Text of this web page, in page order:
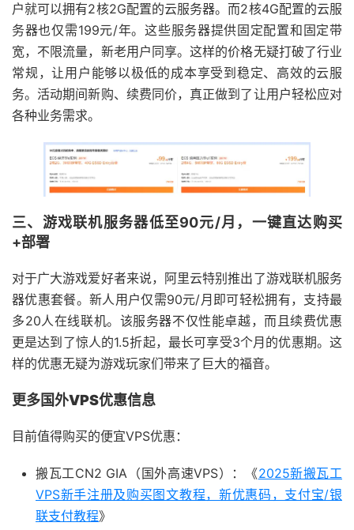
户就可以拥有2核2G配置的云服务器。而2核4G配置的云服
务器也仅需199元/年。这些服务器提供固定配置和固定带
宽，不限流量，新老用户同享。这样的价格无疑打破了行业
常规，让用户能够以极低的成本享受到稳定、高效的云服
务。活动期间新购、续费同价，真正做到了让用户轻松应对
各种业务需求。
三、游戏联机服务器低至90元/月，一键直达购买
+部署
对于广大游戏爱好者来说，阿里云特别推出了游戏联机服务
器优惠套餐。新人用户仅需90元/月即可轻松拥有，支持最
多20人在线联机。该服务器不仅性能卓越，而且续费优惠
更是达到了惊人的1.5折起，最长可享受3个月的优惠期。这
样的优惠无疑为游戏玩家们带来了巨大的福音。
更多国外VPS优惠信息
目前值得购买的便宜VPS优惠：
搬瓦工CN2 GIA（国外高速VPS）：《2025新搬瓦工
VPS新手注册及购买图文教程，新优惠码，支付宝/银
联支付教程》